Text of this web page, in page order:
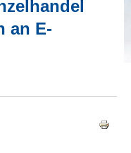
an E-